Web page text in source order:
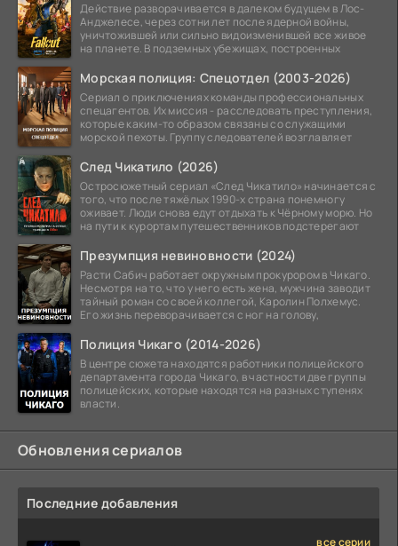
Действие разворачивается в далеком будущем в Лос-
Анджелесе, через сотни лет после ядерной войны,
уничтожившей или сильно видоизменившей все живое
на планете. В подземных убежищах, построенных
Морская полиция: Спецотдел (2003-2026)
Сериал о приключениях команды профессиональных
спецагентов. Их миссия - расследовать преступления,
которые каким-то образом связаны со служащими
морской пехоты. Группу следователей возглавляет
След Чикатило (2026)
Остросюжетный сериал «След Чикатило» начинается с
того, что после тяжёлых 1990-х страна понемногу
оживает. Люди снова едут отдыхать к Чёрному морю. Но
на пути к курортам путешественников подстерегают
Презумпция невиновности (2024)
Расти Сабич работает окружным прокурором в Чикаго.
Несмотря на то, что у него есть жена, мужчина заводит
тайный роман со своей коллегой, Каролин Полхемус.
Его жизнь переворачивается с ног на голову,
Полиция Чикаго (2014-2026)
В центре сюжета находятся работники полицейского
департамента города Чикаго, в частности две группы
полицейских, которые находятся на разных ступенях
власти.
Обновления сериалов
Последние добавления
все серии